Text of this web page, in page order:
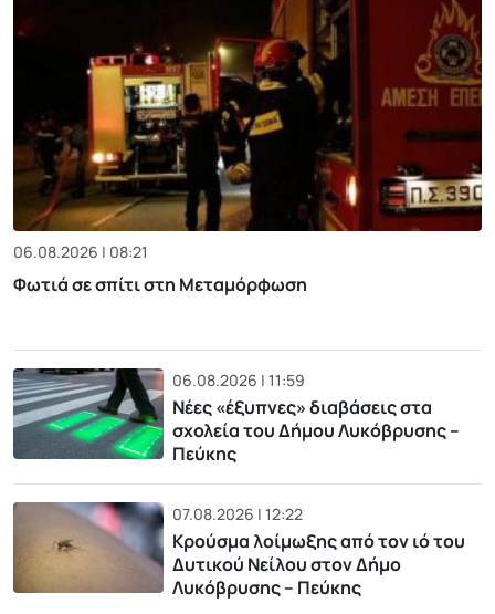
06.08.2026 | 08:21
Φωτιά σε σπίτι στη Μεταμόρφωση
06.08.2026 | 11:59
Νέες «έξυπνες» διαβάσεις στα
σχολεία του Δήμου Λυκόβρυσης –
Πεύκης
07.08.2026 | 12:22
Κρούσμα λοίμωξης από τον ιό του
Δυτικού Νείλου στον Δήμο
Λυκόβρυσης – Πεύκης